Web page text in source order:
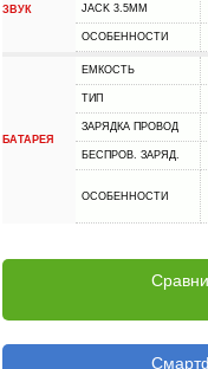
ЗВУК JACK 3.5MM
ОСОБЕННОСТИ
БАТАРЕЯ
ЕМКОСТЬ
ТИП
ЗАРЯДКА ПРОВОД
БЕСПРОВ. ЗАРЯД.
ОСОБЕННОСТИ